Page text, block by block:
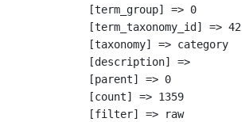
            [term_group] => 0
            [term_taxonomy_id] => 42
            [taxonomy] => category
            [description] =>
            [parent] => 0
            [count] => 1359
            [filter] => raw